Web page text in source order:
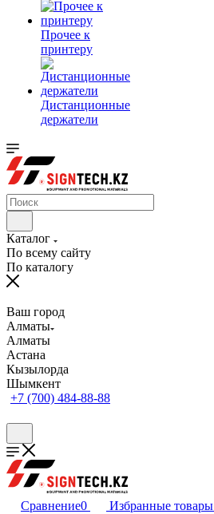
Прочее к
принтеру
Дистанционные
держатели
Каталог
По всему сайту
По каталогу
Ваш город
Алматы
Алматы
Астана
Кызылорда
Шымкент
+7 (700) 484-88-88
Сравнение0 Избранные товары